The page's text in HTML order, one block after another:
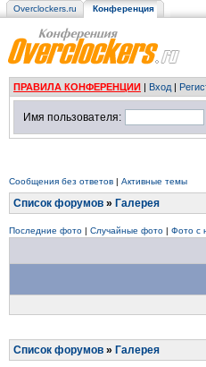
Overclockers.ru Конференция
ПРАВИЛА КОНФЕРЕНЦИИ | Вход |
Имя пользователя:
Сообщения без ответов | Активные темы
Список форумов » Галерея
Последние фото | Случайные фото | Фото с
Список форумов » Галерея